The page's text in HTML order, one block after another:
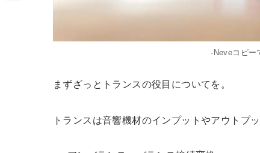
-Neveコピー
まずざっとトランスの役目についてを。
トランスは音響機材のインプットやアウトプ